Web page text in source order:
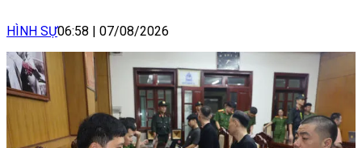
HÌNH SỰ06:58 07/08/2026